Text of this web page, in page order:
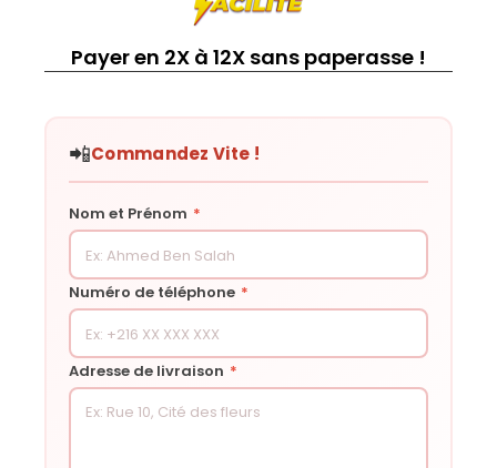
Payer en 2X à 12X sans paperasse !
📲Commandez Vite !
Nom et Prénom *
Numéro de téléphone *
Adresse de livraison *